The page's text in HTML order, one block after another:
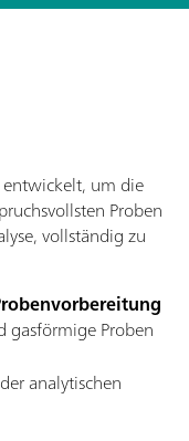
um die
Proben
vollständig zu
gasförmige Proben
der analytischen